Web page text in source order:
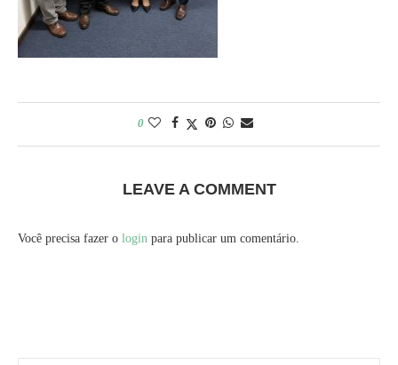
0
LEAVE A COMMENT
Você precisa fazer o login para publicar um comentário.